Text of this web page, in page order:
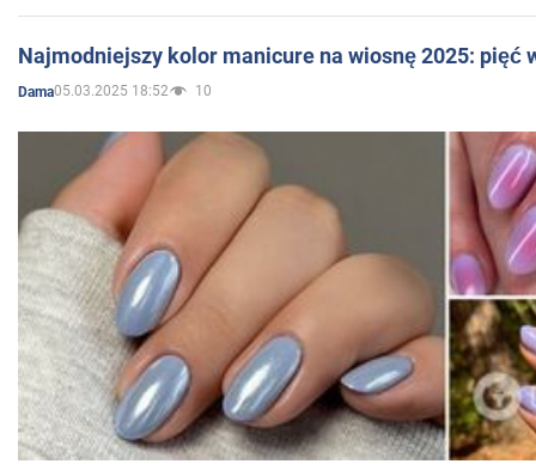
Najmodniejszy kolor manicure na wiosnę 2025: pięć
Dama05.03.2025 18:52 10